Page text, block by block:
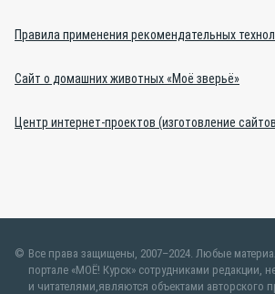
Правила применения рекомендательных
Сайт о домашних животных «Моё зверьё»
Центр интернет-проектов (изготовление
Все права защищены, 2007–2024. Любые
портале «МОЁ! Курск» сотрудниками редакции,
и читателями,являются объектами авторского